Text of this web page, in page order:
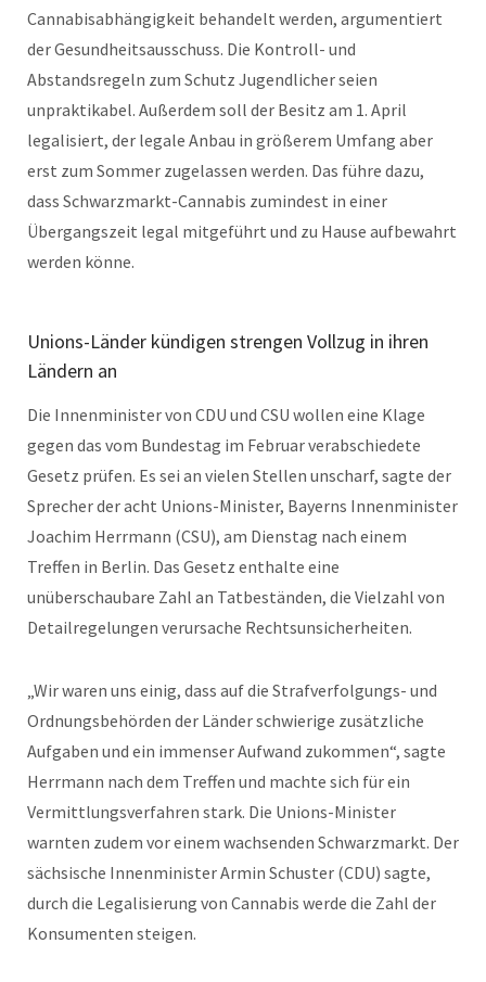
Cannabisabhängigkeit behandelt werden, argumentiert
der Gesundheitsausschuss. Die Kontroll- und
Abstandsregeln zum Schutz Jugendlicher seien
unpraktikabel. Außerdem soll der Besitz am 1. April
legalisiert, der legale Anbau in größerem Umfang aber
erst zum Sommer zugelassen werden. Das führe dazu,
dass Schwarzmarkt-Cannabis zumindest in einer
Übergangszeit legal mitgeführt und zu Hause aufbewahrt
werden könne.
Unions-Länder kündigen strengen Vollzug in ihren
Ländern an
Die Innenminister von CDU und CSU wollen eine Klage
gegen das vom Bundestag im Februar verabschiedete
Gesetz prüfen. Es sei an vielen Stellen unscharf, sagte der
Sprecher der acht Unions-Minister, Bayerns Innenminister
Joachim Herrmann (CSU), am Dienstag nach einem
Treffen in Berlin. Das Gesetz enthalte eine
unüberschaubare Zahl an Tatbeständen, die Vielzahl von
Detailregelungen verursache Rechtsunsicherheiten.
„Wir waren uns einig, dass auf die Strafverfolgungs- und
Ordnungsbehörden der Länder schwierige zusätzliche
Aufgaben und ein immenser Aufwand zukommen“, sagte
Herrmann nach dem Treffen und machte sich für ein
Vermittlungsverfahren stark. Die Unions-Minister
warnten zudem vor einem wachsenden Schwarzmarkt. Der
sächsische Innenminister Armin Schuster (CDU) sagte,
durch die Legalisierung von Cannabis werde die Zahl der
Konsumenten steigen.